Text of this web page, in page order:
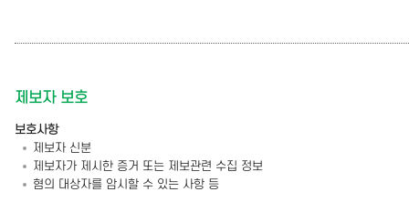
제보자 보호
보호사항
제보자 신분
제보자가 제시한 증거 또는 제보관련 수집 정보
혐의 대상자를 암시할 수 있는 사항 등